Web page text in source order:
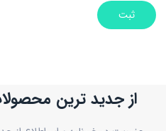
ثبت
از جدید ترین